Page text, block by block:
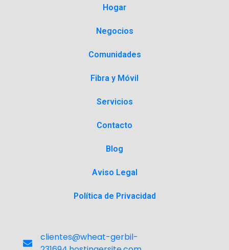
Hogar
Negocios
Comunidades
Fibra y Móvil
Servicios
Contacto
Blog
Aviso Legal
Política de Privacidad
clientes@wheat-gerbil-